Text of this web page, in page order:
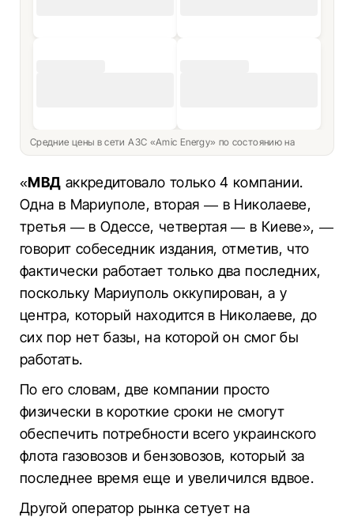
Средние цены в сети АЗС «Amic Energy» по состоянию на
«МВД аккредитовало только 4 компании.
Одна в Мариуполе, вторая — в Николаеве,
третья — в Одессе, четвертая — в Киеве», —
говорит собеседник издания, отметив, что
фактически работает только два последних,
поскольку Мариуполь оккупирован, а у
центра, который находится в Николаеве, до
сих пор нет базы, на которой он смог бы
работать.
По его словам, две компании просто
физически в короткие сроки не смогут
обеспечить потребности всего украинского
флота газовозов и бензовозов, который за
последнее время еще и увеличился вдвое.
Другой оператор рынка сетует на